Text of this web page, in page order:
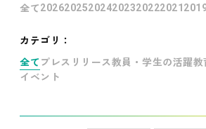
全て202620252024202320222021
カテゴリ：
全て プレスリリース教員・学生の活躍教
イベント